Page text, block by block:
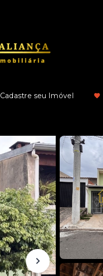
Cadastre seu Imóvel